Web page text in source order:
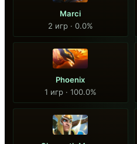
Marci
2 игр · 0.0%
Phoenix
1 игр · 100.0%